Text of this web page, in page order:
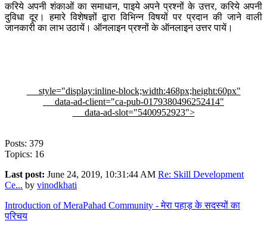
करिये अपनी शंकाओं का समाधान, पाइये अपने प्रश्नों के उत्तर, करिये अपनी
दुविधा दूर। हमारे विशेषज्ञों द्वारा विभिन्न विषयों पर प्रदान की जाने वाली
जानकारी का लाभ उठायें। ऑनलाइन प्रश्नों के ऑनलाइन उत्तर पायें।
style="display:inline-block;width:468px;height:60px"
data-ad-client="ca-pub-0179380496252414"
data-ad-slot="5400952923">
Posts: 379
Topics: 16
Last post: June 24, 2019, 10:31:44 AM Re: Skill Development
Ce... by vinodkhati
Introduction of MeraPahad Community - मेरा पहाड़ के सदस्यों का
परिचय